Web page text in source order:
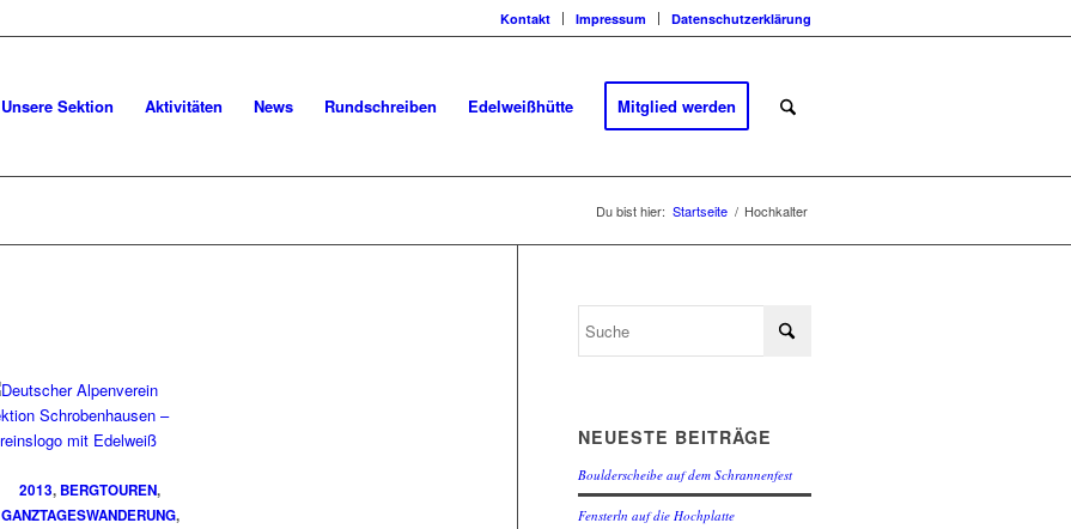
Kontakt Impressum Datenschutzerklärung
Unsere Sektion Aktivitäten News Rundschreiben Edelweißhütte Mitglied werden
Du bist hier: Startseite / Hochkalter
2013, BERGTOUREN,
GANZTAGESWANDERUNG,
NEUESTE BEITRÄGE
Boulderscheibe auf dem Schrannenfest
Fensterln auf die Hochplatte